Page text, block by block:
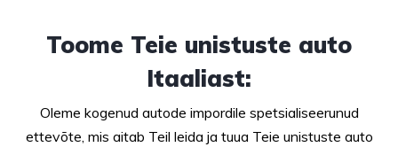
Toome Teie unistuste auto
Itaaliast:
Oleme kogenud autode impordile spetsialiseerunud
ettevõte, mis aitab Teil leida ja tuua Teie unistuste auto